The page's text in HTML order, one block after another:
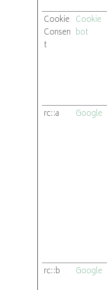
Cookie
Consen
t
Cookie
bot
rc::a Google
rc::b Google